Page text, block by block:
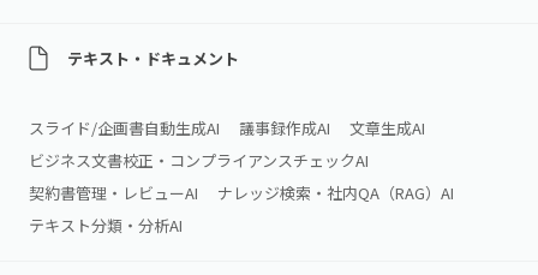
テキスト・ドキュメント
スライド/企画書自動生成AI 議事録作成AI
文章生成AI
ビジネス文書校正・コンプライアンスチェックAI
契約書管理・レビューAI
ナレッジ検索・社内QA（RAG）AI
テキスト分類・分析AI